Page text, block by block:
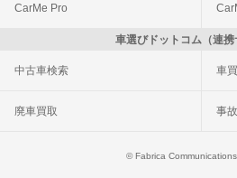
CarMe Pro
車選びドットコム（連携
中古車検索 車
廃車買取 事
© Fabrica Communications